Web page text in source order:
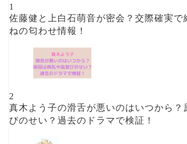
1
佐藤健と上白石萌音が密会？交際確実で
ねの匂わせ情報！
2
真木よう子の滑舌が悪いのはいつから？
びのせい？過去のドラマで検証！